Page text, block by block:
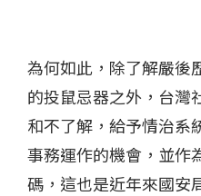
為何如此，除了解嚴後
的投鼠忌器之外，台灣
和不了解，給予情治系
事務運作的機會，並作
碼，這也是近年來國安